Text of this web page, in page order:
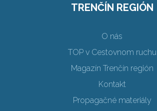
TRENČÍN REGIÓN
O nás
TOP v Cestovnom ruchu
Magazín Trenčín región
Kontakt
Propagačné materiály